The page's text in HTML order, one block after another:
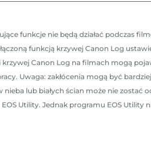
funkcje nie będą działać podczas
funkcją krzywej Canon Log
Canon Log na filmach mogą
Uwaga: zakłócenia mogą być
lub białych ścian może nie zostać
Utility. Jednak programu EOS Utility